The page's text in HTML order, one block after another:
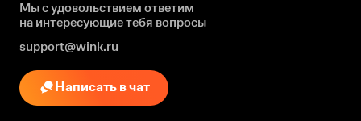
Мы с удовольствием ответим
на интересующиетебя вопросы
support@wink.ru
Написать в чат